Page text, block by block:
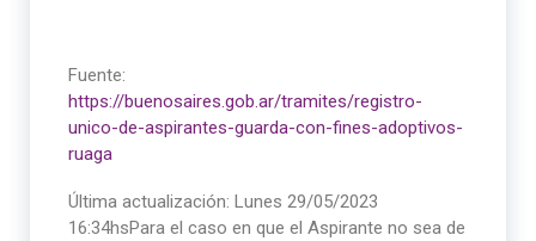
Fuente:
https://buenosaires.gob.ar/tramites/registro-
unico-de-aspirantes-guarda-con-fines-adoptivos-
ruaga
Última actualización: Lunes 29/05/2023
16:34hsPara el caso en que el Aspirante no sea de